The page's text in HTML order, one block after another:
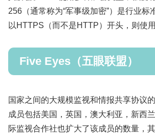
256（通常称为“军事级加密”）是行业标
以HTTPS（而不是HTTP）开头，则使用
Five Eyes（五眼联盟）
国家之间的大规模监视和情报共享协议的
成员包括美国，英国，澳大利亚，新西
际监视合作社也扩大了该成员的数量，